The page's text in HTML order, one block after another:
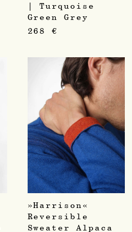
| Turquoise
Green Grey
268€
»Harrison«
Reversible
Sweater Alpaca